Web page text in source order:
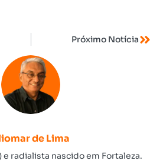
Próximo Notícia
de Lima
e radialista nascido em Fortaleza.